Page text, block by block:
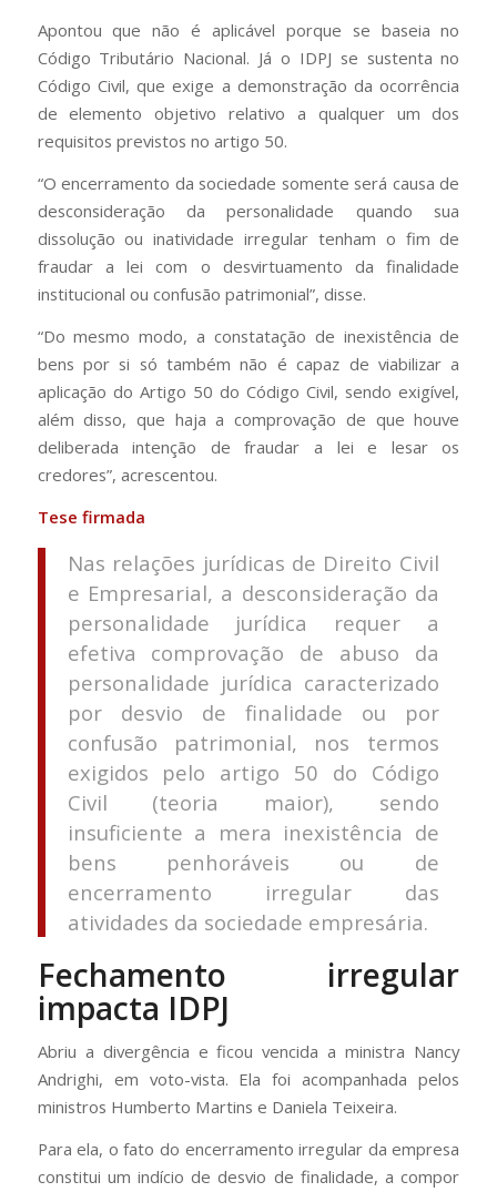
Apontou que não é aplicável porque se baseia no
Código Tributário Nacional. Já o IDPJ se sustenta no
Código Civil, que exige a demonstração da ocorrência
de elemento objetivo relativo a qualquer um dos
requisitos previstos no artigo 50.
“O encerramento da sociedade somente será causa de
desconsideração da personalidade quando sua
dissolução ou inatividade irregular tenham o fim de
fraudar a lei com o desvirtuamento da finalidade
institucional ou confusão patrimonial”, disse.
“Do mesmo modo, a constatação de inexistência de
bens por si só também não é capaz de viabilizar a
aplicação do Artigo 50 do Código Civil, sendo exigível,
além disso, que haja a comprovação de que houve
deliberada intenção de fraudar a lei e lesar os
credores”, acrescentou.
Tese firmada
Nas relações jurídicas de Direito Civil
e Empresarial, a desconsideração da
personalidade jurídica requer a
efetiva comprovação de abuso da
personalidade jurídica caracterizado
por desvio de finalidade ou por
confusão patrimonial, nos termos
exigidos pelo artigo 50 do Código
Civil (teoria maior), sendo
insuficiente a mera inexistência de
bens penhoráveis ou de
encerramento irregular das
atividades da sociedade empresária.
Fechamento irregular
impacta IDPJ
Abriu a divergência e ficou vencida a ministra Nancy
Andrighi, em voto-vista. Ela foi acompanhada pelos
ministros Humberto Martins e Daniela Teixeira.
Para ela, o fato do encerramento irregular da empresa
constitui um indício de desvio de finalidade, a compor